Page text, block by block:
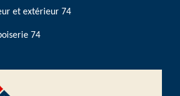
et extérieur 74
74